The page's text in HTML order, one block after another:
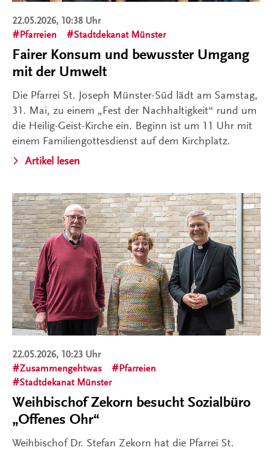
22.05.2026, 10:38 Uhr
Pfarreien
Stadtdekanat Münster
Fairer Konsum und bewusster Umgang
mit der Umwelt
Die Pfarrei St. Joseph Münster-Süd lädt am Samstag,
31. Mai, zu einem „Fest der Nachhaltigkeit“ rund um
die Heilig-Geist-Kirche ein. Beginn ist um 11 Uhr mit
einem Familiengottesdienst auf dem Kirchplatz.
Artikel lesen
22.05.2026, 10:23 Uhr
Zusammengehtwas
Pfarreien
Stadtdekanat Münster
Weihbischof Zekorn besucht Sozialbüro
„Offenes Ohr“
Weihbischof Dr. Stefan Zekorn hat die Pfarrei St.